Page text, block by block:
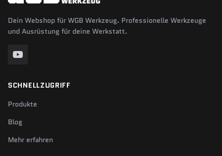
Dein Webshop für WGB Werkzeug. Professionelle Werkzeuge
und Ausrüstung für deine Werkstatt.
SCHNELLZUGRIFF
Produkte
Blog
Mehr erfahren